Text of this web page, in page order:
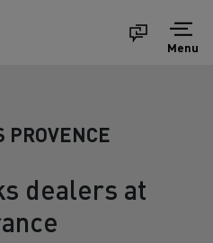
Menu
PROVENCE
dealers at